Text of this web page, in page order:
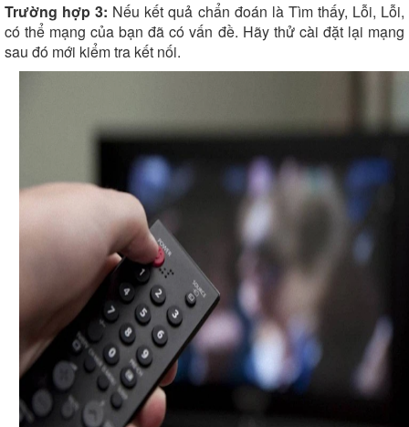
Trường hợp 3: Nếu kết quả chẩn đoán là Tìm thấy, Lỗi, Lỗi,
có thể mạng của bạn đã có vấn đề. Hãy thử cài đặt lại mạng
sau đó mới kiểm tra kết nối.